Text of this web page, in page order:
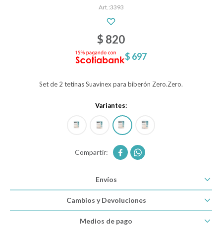
3393
$ 820
$ 697
Set de 2 tetinas Suavinex para biberón Zero.Zero.
Variantes:
 
Envíos
Cambios y Devoluciones
Medios de pago
Estimulación primera infancia
Bolsos y mochilas maternales